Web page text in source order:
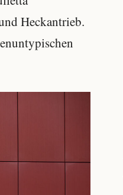
Heckantrieb.